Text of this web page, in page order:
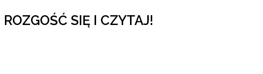
ROZGOŚĆ SIĘ I CZYTAJ!